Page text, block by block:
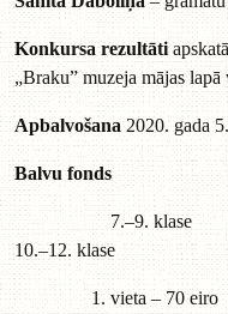
Konkursa rezultāti
„Braku” muzeja mājas lapā
Apbalvošana2020. gada
Balvu fonds
10.–12. klase
1. vieta